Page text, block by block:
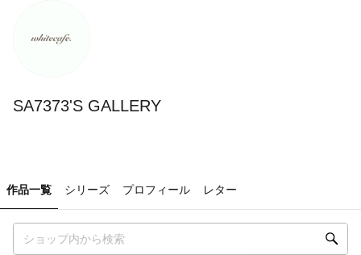
SA7373'S GALLERY
作品一覧 シリーズ プロフィール レター